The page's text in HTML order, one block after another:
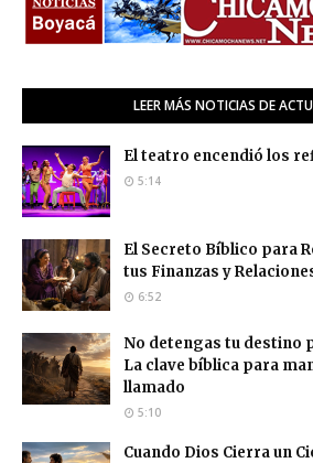
LEER MÁS NOTICIAS DE
El teatro encendió los
5:14
El Secreto Bíblico para
tus Finanzas y
6:52
No detengas tu destino
La clave bíblica para
llamado
5:10
Cuando Dios Cierra un